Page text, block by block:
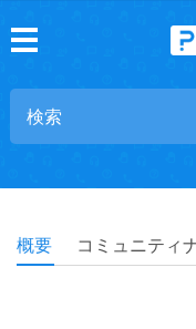
概要 コミュニティ